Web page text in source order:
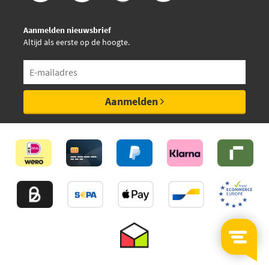
Aanmelden nieuwsbrief
Altijd als eerste op de hoogte.
Aanmelden